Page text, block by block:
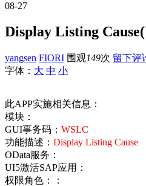
08-27
Display Listing
yangsen FIORI 围观149次 留下评
字体： 大 中 小
此APP实施相关信息：
模块：
GUI事务码： WSLC
功能描述： Display Listing Cause
OData服务：
UI5激活SAP应用：
权限角色：：